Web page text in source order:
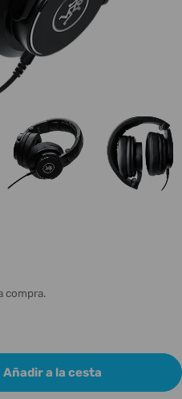
compra.
Mackie MC-150
para Mackie MC-
Añadir a la cesta